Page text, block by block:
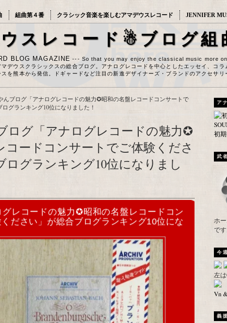
組曲第４番 クラシック音楽を楽しむアマデウスレコード JENNIFER
スレコード☃ブログ組
BLOG MAGAZINE --- So that you may enjoy the classical music more
デウスクラシックスの総合ブログ。アナログレコードを中心としたエッセイ、コラ
を熊本から発信。ドギャードなど注目の新進デザイナーズ・ブランドのアクセサリ
んブログ「アナログレコードの魅力✪昭和の名盤レコードコンサートで
グランキング10位になりました！
ログ「アナログレコードの魅力✪
コードコンサートでご体験くださ
ログランキング10位になりまし
グレコードの魅力✪昭和の名盤レコードコン
ださい」が総合ブログランキング10位にな
ア
初
武
ホ
です
今
左
Vn
義